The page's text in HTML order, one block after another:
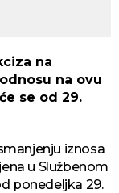
na
na ovu
se od 29.
iznosa
u Službenom
ponedeljka 29.